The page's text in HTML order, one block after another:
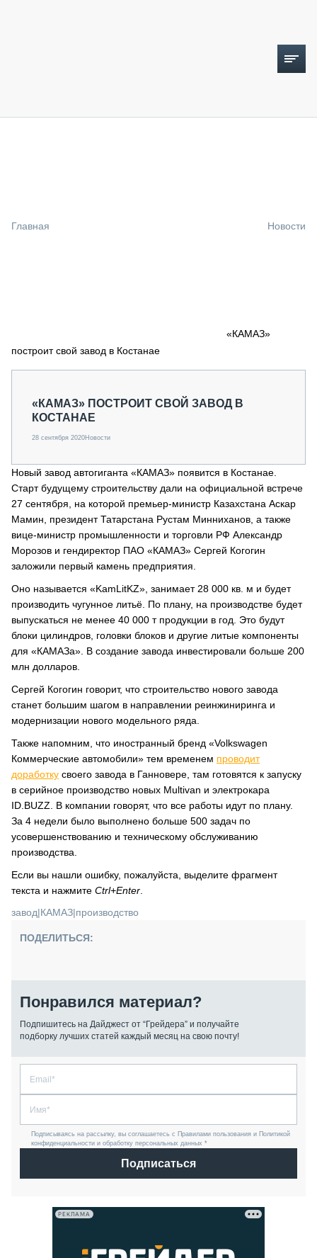
СПЕЦПРОЕКТЫ
О ПРОЕКТЕ
Главная Новости
«КАМАЗ»
построит свой завод в Костанае
«КАМАЗ» ПОСТРОИТ СВОЙ ЗАВОД В
КОСТАНАЕ
28 сентября 2020Новости
Новый завод автогиганта «КАМАЗ» появится в Костанае.
Старт будущему строительству дали на официальной встрече
27 сентября, на которой премьер-министр Казахстана Аскар
Мамин, президент Татарстана Рустам Минниханов, а также
вице-министр промышленности и торговли РФ Александр
Морозов и гендиректор ПАО «КАМАЗ» Сергей Когогин
заложили первый камень предприятия.
Оно называется «KamLitKZ», занимает 28 000 кв. м и будет
производить чугунное литьё. По плану, на производстве будет
выпускаться не менее 40 000 т продукции в год. Это будут
блоки цилиндров, головки блоков и другие литые компоненты
для «КАМАЗа». В создание завода инвестировали больше 200
млн долларов.
Сергей Когогин говорит, что строительство нового завода
станет большим шагом в направлении реинжиниринга и
модернизации нового модельного ряда.
Также напомним, что иностранный бренд «Volkswagen
Коммерческие автомобили» тем временем проводит
доработку своего завода в Ганновере, там готовятся к запуску
в серийное производство новых Multivan и электрокара
ID.BUZZ. В компании говорят, что все работы идут по плану.
За 4 недели было выполнено больше 500 задач по
усовершенствованию и техническому обслуживанию
производства.
Если вы нашли ошибку, пожалуйста, выделите фрагмент
текста и нажмите Ctrl+Enter
завод|КАМАЗ|производство
ПОДЕЛИТЬСЯ:
Понравился материал?
Подпишитесь на Дайджест от “Грейдера” и получайте
подборку лучших статей каждый месяц на свою почту!
Подписываясь на рассылку, вы соглашаетесь с Правилами пользования и Политикой
конфиденциальности и обработку персональных данных *
Подписаться
РЕКЛАМА